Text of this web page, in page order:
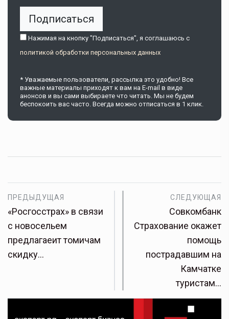
Подписаться
Нажимая на кнопку "Подписаться", я соглашаюсь c
политикой обработки персональных данных
* Уважаемые пользователи, рассылка это удобно! Все
важные материалы приходят к вам на E-mail в виде
анонсов и вы сами выбираете что читать. Мы не будем
беспокоить вас часто. Всегда можно отписаться в 1 клик.
ПРЕДЫДУЩАЯ
«Росгосстрах» в связи
с новосельем
предлагаеит томичам
скидку…
СЛЕДУЮЩАЯ
Совкомбанк
Страхование окажет
помощь
пострадавшим на
Камчатке
туристам…